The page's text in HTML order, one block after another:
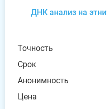
ДНК анализ на
Точность
Срок
Анонимность
Цена